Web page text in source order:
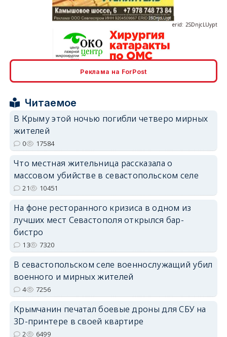
erid: 2SDnjdvhGXG
Реклама на ForPost
Читаемое
В Крыму этой ночью погибли четверо мирных
жителей
0 17584
Что местная жительница рассказала о
массовом убийстве в севастопольском селе
21 10451
На фоне ресторанного кризиса в одном из
лучших мест Севастополя открылся бар-
бистро
13 7320
В севастопольском селе военнослужащий убил
военного и мирных жителей
4 7256
Крымчанин печатал боевые дроны для СБУ на
3D-принтере в своей квартире
2 6499